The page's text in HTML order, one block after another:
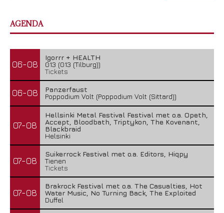
AGENDA
06-08
Igorrr + HEALTH
013 (013 (Tilburg))
Tickets
06-08
Panzerfaust
Poppodium Volt (Poppodium Volt (Sittard))
07-08
Hellsinki Metal Festival Festival met o.a. Opeth,
Accept, Bloodbath, Triptykon, The Kovenant,
Blackbraid
Helsinki
07-08
Suikerrock Festival met o.a. Editors, Hiqpy
Tienen
Tickets
07-08
Brakrock Festival met o.a. The Casualties, Hot
Water Music, No Turning Back, The Exploited
Duffel